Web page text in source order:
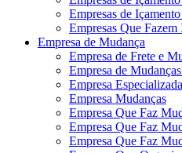
Empresas de
Empresas Que Fazem
Empresa de Mudança
Empresa de Frete e
Empresa de
Empresa
Empresa Mudanças
Empresa Que Faz
Empresa Que Faz
Empresa Que Faz